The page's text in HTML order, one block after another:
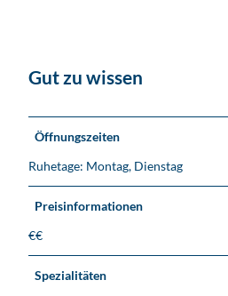
Gut zu wissen
Öffnungszeiten
Ruhetage: Montag, Dienstag
Preisinformationen
€€
Spezialitäten